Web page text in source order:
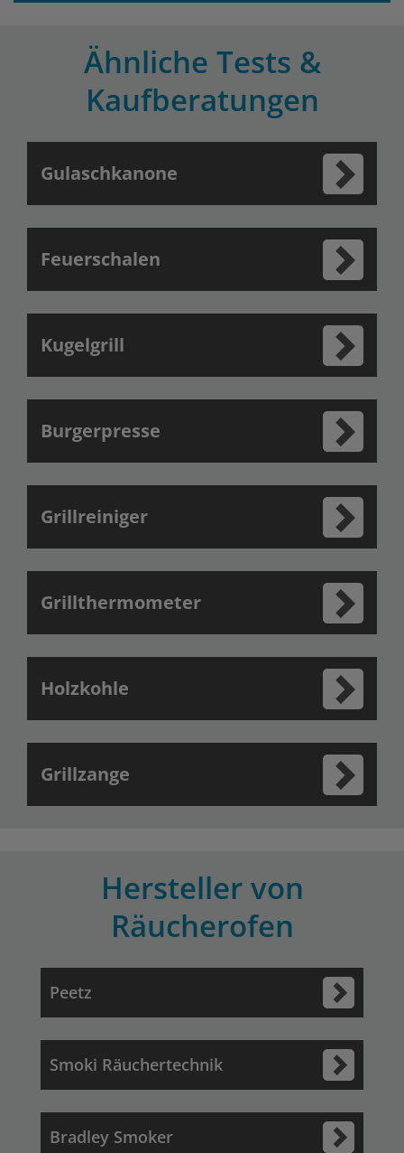
Ähnliche Tests &
Kaufberatungen
Gulaschkanone
Feuerschalen
Kugelgrill
Burgerpresse
Grillreiniger
Grillthermometer
Holzkohle
Grillzange
Hersteller von
Räucherofen
Peetz
Smoki Räuchertechnik
Bradley Smoker